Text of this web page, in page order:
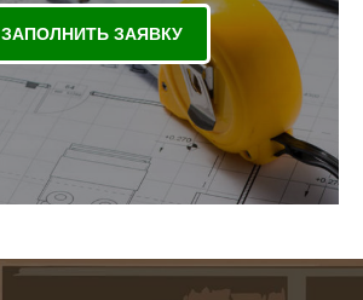
ЗАПОЛНИТЬ ЗАЯВКУ